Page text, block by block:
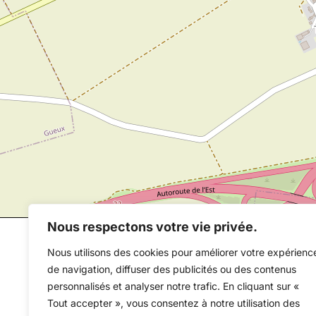
Nous respectons votre vie privée.
Nous utilisons des cookies pour améliorer votre
de navigation, diffuser des publicités ou des contenus
personnalisés et analyser notre trafic. En cliquant sur «
Tout accepter », vous consentez à notre utilisation des